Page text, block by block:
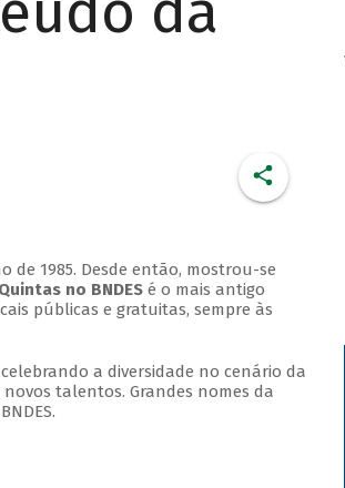
de 1985. Desde então, mostrou-se
Quintas no BNDESé o mais antigo
públicas e gratuitas, sempre às
a diversidade no cenário da
talentos. Grandes nomes da